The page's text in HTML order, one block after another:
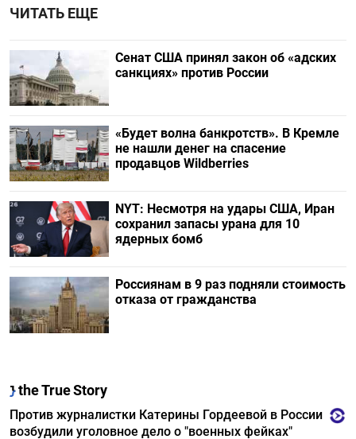
ЧИТАТЬ ЕЩЕ
Сенат США принял закон об «адских
санкциях» против России
«Будет волна банкротств». В Кремле
не нашли денег на спасение
продавцов Wildberries
NYT: Несмотря на удары США, Иран
сохранил запасы урана для 10
ядерных бомб
Россиянам в 9 раз подняли стоимость
отказа от гражданства